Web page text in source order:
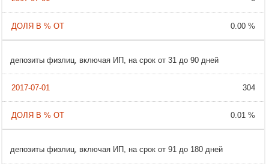
0.00 %
депозиты физлиц, включая ИП, на срок от 31 до 90 дней
304
0.01 %
депозиты физлиц, включая ИП, на срок от 91 до 180 дней